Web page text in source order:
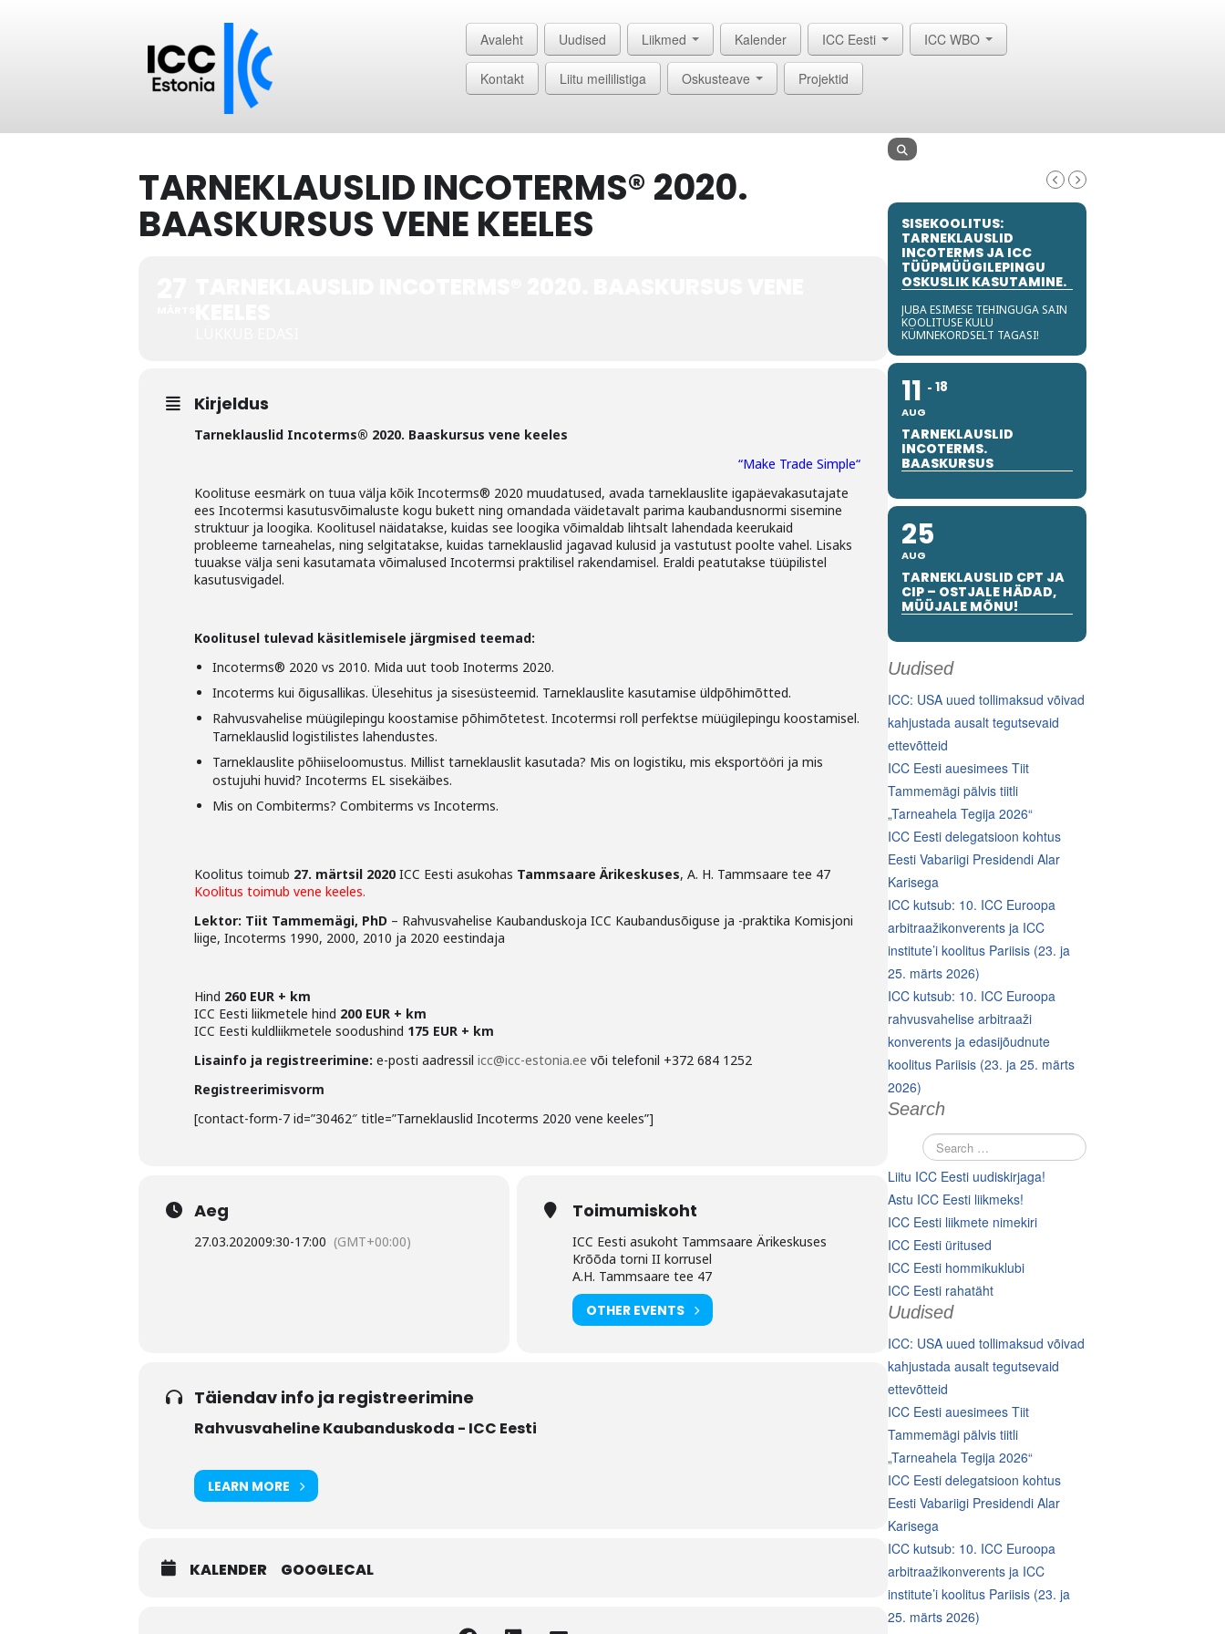
Avaleht Uudised Liikmed Kalender ICC Eesti ICC WBO
Kontakt Liitu meililistiga Oskusteave Projektid
TARNEKLAUSLID INCOTERMS® 2020.
BAASKURSUS VENE KEELES
Kirjeldus
Tarneklauslid Incoterms® 2020. Baaskursus vene keeles
“Make Trade Simple“
Koolituse eesmärk on tuua välja kõik Incoterms® 2020 muudatused, avada tarneklauslite igapäevakasutajate
ees Incotermsi kasutusvõimaluste kogu bukett ning omandada väidetavalt parima kaubandusnormi sisemine
struktuur ja loogika. Koolitusel näidatakse, kuidas see loogika võimaldab lihtsalt lahendada keerukaid
probleeme tarneahelas, ning selgitatakse, kuidas tarneklauslid jagavad kulusid ja vastutust poolte vahel. Lisaks
tuuakse välja seni kasutamata võimalused Incotermsi praktilisel rakendamisel. Eraldi peatutakse tüüpilistel
kasutusvigadel.
Koolitusel tulevad käsitlemisele järgmised teemad:
Incoterms® 2020 vs 2010. Mida uut toob Inoterms 2020.
Incoterms kui õigusallikas. Ülesehitus ja sisesüsteemid. Tarneklauslite kasutamise üldpõhimõtted.
Rahvusvahelise müügilepingu koostamise põhimõtetest. Incotermsi roll perfektse müügilepingu koostamisel.
Tarneklauslid logistilistes lahendustes.
Tarneklauslite põhiiseloomustus. Millist tarneklauslit kasutada? Mis on logistiku, mis eksportööri ja mis
ostujuhi huvid? Incoterms EL sisekäibes.
Mis on Combiterms? Combiterms vs Incoterms.
Koolitus toimub 27. märtsil 2020 ICC Eesti asukohas Tammsaare Ärikeskuses, A. H. Tammsaare tee 47
Koolitus toimub vene keeles.
Lektor: Tiit Tammemägi, PhD – Rahvusvahelise Kaubanduskoja ICC Kaubandusõiguse ja -praktika Komisjoni
liige, Incoterms 1990, 2000, 2010 ja 2020 eestindaja
Hind 260 EUR + km
ICC Eesti liikmetele hind 200 EUR + km
ICC Eesti kuldliikmetele soodushind 175 EUR + km
Lisainfo ja registreerimine: e-posti aadressil icc@icc-estonia.ee või telefonil +372 684 1252
Registreerimisvorm
[contact-form-7 id=”30462″ title=”Tarneklauslid Incoterms 2020 vene keeles”]
Aeg
27.03.202009:30-17:00 (GMT+00:00)
Toimumiskoht
ICC Eesti asukoht Tammsaare Ärikeskuses
Krõõda torni II korrusel
A.H. Tammsaare tee 47
OTHER EVENTS
Täiendav info ja registreerimine
Rahvusvaheline Kaubanduskoda - ICC Eesti
LEARN MORE
KALENDER GOOGLECAL
SISEKOOLITUS:
TARNEKLAUSLID
INCOTERMS JA ICC
TÜÜPMÜÜGILEPINGU
OSKUSLIK KASUTAMINE.
JUBA ESIMESE TEHINGUGA SAIN
KOOLITUSE KULU
KÜMNEKORDSELT TAGASI!
11
AUG
18
TARNEKLAUSLID
INCOTERMS.
BAASKURSUS
25
AUG
TARNEKLAUSLID CPT JA
CIP – OSTJALE HÄDAD,
MÜÜJALE MÕNU!
Uudised
ICC: USA uued tollimaksud võivad
kahjustada ausalt tegutsevaid
ettevõtteid
ICC Eesti auesimees Tiit
Tammemägi pälvis tiitli
„Tarneahela Tegija 2026“
ICC Eesti delegatsioon kohtus
Eesti Vabariigi Presidendi Alar
Karisega
ICC kutsub: 10. ICC Euroopa
arbitraažikonverents ja ICC
institute’i koolitus Pariisis (23. ja
25. märts 2026)
ICC kutsub: 10. ICC Euroopa
rahvusvahelise arbitraaži
konverents ja edasijõudnute
koolitus Pariisis (23. ja 25. märts
2026)
Search
Liitu ICC Eesti uudiskirjaga!
Astu ICC Eesti liikmeks!
ICC Eesti liikmete nimekiri
ICC Eesti üritused
ICC Eesti hommikuklubi
ICC Eesti rahatäht
Uudised
ICC: USA uued tollimaksud võivad
kahjustada ausalt tegutsevaid
ettevõtteid
ICC Eesti auesimees Tiit
Tammemägi pälvis tiitli
„Tarneahela Tegija 2026“
ICC Eesti delegatsioon kohtus
Eesti Vabariigi Presidendi Alar
Karisega
ICC kutsub: 10. ICC Euroopa
arbitraažikonverents ja ICC
institute’i koolitus Pariisis (23. ja
25. märts 2026)